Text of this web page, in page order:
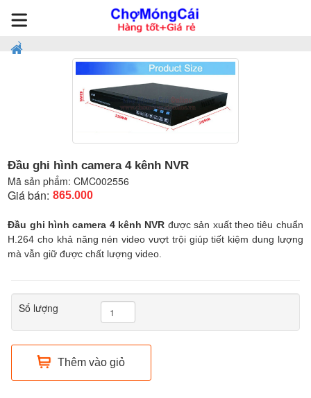
Đầu ghi hình camera 4 kênh NVR
Mã sản phẩm:CMC002556
Giá bán: 865.000
Đầu ghi hình camera 4 kênh NVR được sản xuất theo tiêu chuẩn
H.264 cho khả năng nén video vượt trội giúp tiết kiệm dung lượng
mà vẫn giữ được chất lượng video.
Số lượng
Thêm vào giỏ